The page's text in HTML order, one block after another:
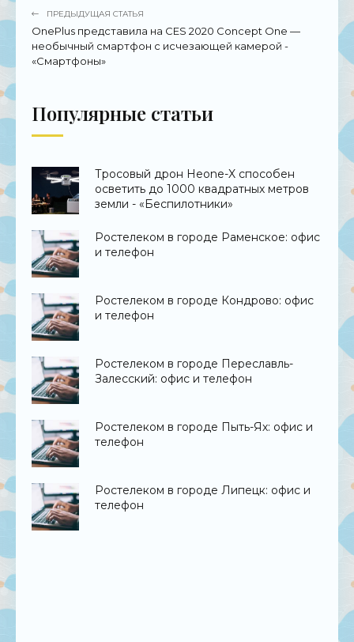
ПРЕДЫДУЩАЯ СТАТЬЯ
OnePlus представила на CES 2020 Concept One —
необычный смартфон с исчезающей камерой -
«Смартфоны»
Популярные статьи
Тросовый дрон Heone-X способен
осветить до 1000 квадратных метров
земли - «Беспилотники»
Ростелеком в городе Раменское: офис
и телефон
Ростелеком в городе Кондрово: офис
и телефон
Ростелеком в городе Переславль-
Залесский: офис и телефон
Ростелеком в городе Пыть-Ях: офис и
телефон
Ростелеком в городе Липецк: офис и
телефон